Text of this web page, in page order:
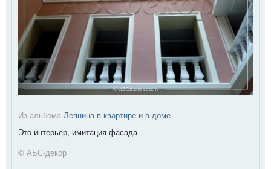
Из альбома Лепнина в квартире и в доме
Это интерьер, имитация фасада
© АБС-декор